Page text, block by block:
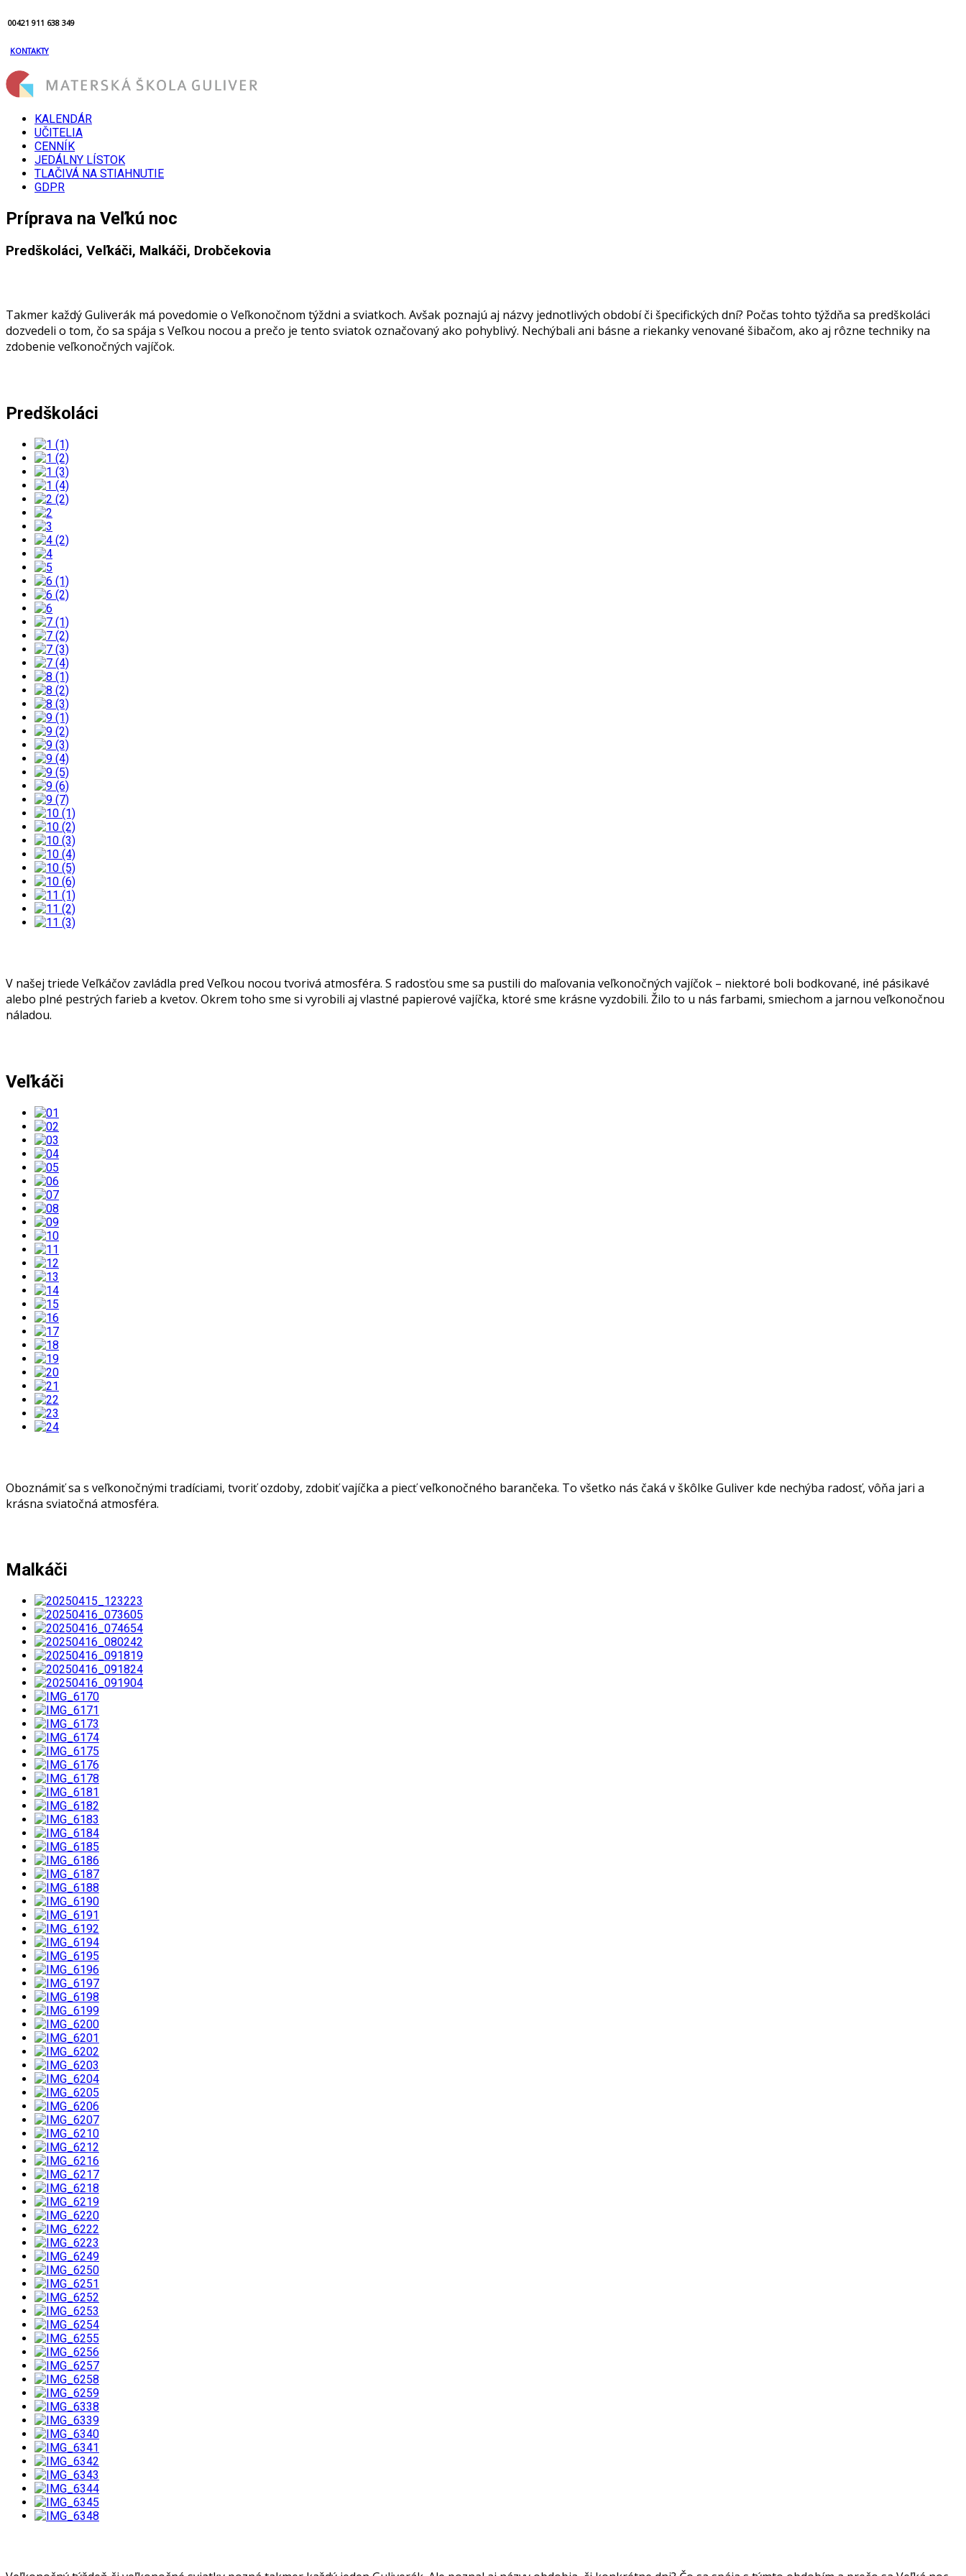
00421 911 638 349
KONTAKTY
KALENDÁR
UČITELIA
CENNÍK
JEDÁLNY LÍSTOK
TLAČIVÁ NA STIAHNUTIE
GDPR
Príprava na Veľkú noc
Predškoláci, Veľkáči, Malkáči, Drobčekovia
Takmer každý Guliverák má povedomie o Veľkonočnom týždni a sviatkoch. Avšak poznajú aj názvy jednotlivých období či špecifických dní? Počas tohto týždňa sa predškoláci
dozvedeli o tom, čo sa spája s Veľkou nocou a prečo je tento sviatok označovaný ako pohyblivý. Nechýbali ani básne a riekanky venované šibačom, ako aj rôzne techniky na
zdobenie veľkonočných vajíčok.
Predškoláci
V našej triede Veľkáčov zavládla pred Veľkou nocou tvorivá atmosféra. S radosťou sme sa pustili do maľovania veľkonočných vajíčok – niektoré boli bodkované, iné pásikavé
alebo plné pestrých farieb a kvetov. Okrem toho sme si vyrobili aj vlastné papierové vajíčka, ktoré sme krásne vyzdobili. Žilo to u nás farbami, smiechom a jarnou veľkonočnou
náladou.
Veľkáči
Oboznámiť sa s veľkonočnými tradíciami, tvoriť ozdoby, zdobiť vajíčka a piecť veľkonočného barančeka. To všetko nás čaká v škôlke Guliver kde nechýba radosť, vôňa jari a
krásna sviatočná atmosféra.
Malkáči